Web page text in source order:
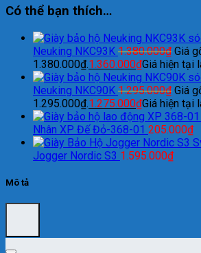
Có thể bạn thích…
Neuking NKC93K 1.380.000₫ Giá
1.380.000₫.1.360.000₫Giá hiện tại
Neuking NKC90K 1.295.000₫ Giá
1.295.000₫.1.275.000₫Giá hiện tại
Nhân XP Đế Đỏ-368-01 205.000₫
Jogger Nordic S3 1.595.000₫
Mô tả